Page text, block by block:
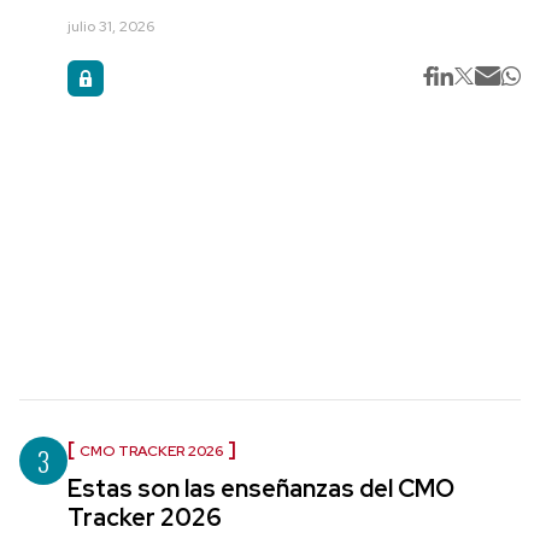
julio 31, 2026
3 CMO TRACKER 2026
Estas son las enseñanzas del CMO
Tracker 2026